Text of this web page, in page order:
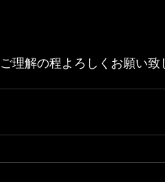
理解の程よろしくお願い致